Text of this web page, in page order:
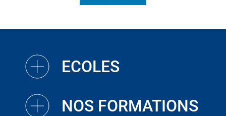
ECOLES
NOS FORMATIONS